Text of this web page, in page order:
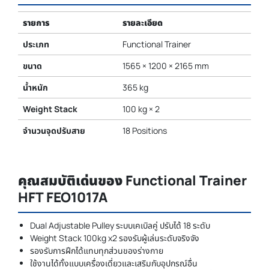
รายการ
รายละเอียด
ประเภท
Functional Trainer
ขนาด
1565 × 1200 × 2165 mm
น้ำหนัก
365 kg
Weight Stack
100 kg × 2
จำนวนจุดปรับสาย
18 Positions
คุณสมบัติเด่นของ Functional Trainer
HFT FEO1017A
Dual Adjustable Pulley ระบบเคเบิลคู่ ปรับได้ 18 ระดับ
Weight Stack 100kg x2 รองรับผู้เล่นระดับจริงจัง
รองรับการฝึกได้แทบทุกส่วนของร่างกาย
ใช้งานได้ทั้งแบบเครื่องเดี่ยวและเสริมกับอุปกรณ์อื่น